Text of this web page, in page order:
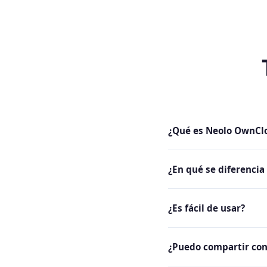
¿Qué es Neolo
pero open source,
¿En qué se
personalizado de
¿Es fácil de usar?
proceso.
¿Puedo compartir